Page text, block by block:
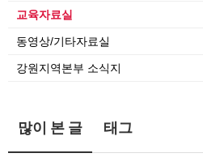
교육자료실
동영상/기타자료실
강원지역본부 소식지
많이 본 글 태그